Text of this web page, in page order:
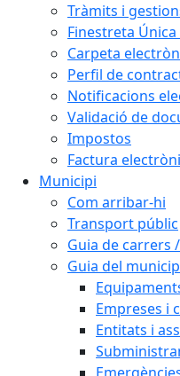
Tràmits i
Finestreta Única
Carpeta
Perfil de
Notificacions
Validació de
Impostos
Factura
Municipi
Com arribar-hi
Transport públic
Guia de carrers
Guia del
Empreses i
Entitats i